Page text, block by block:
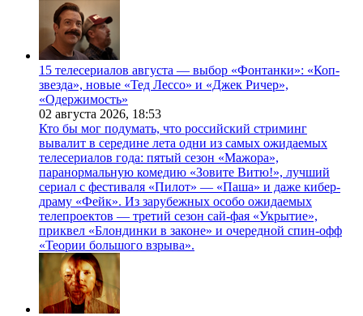
15 телесериалов августа — выбор «Фонтанки»: «Коп-
звезда», новые «Тед Лессо» и «Джек Ричер»,
«Одержимость»
02 августа 2026, 18:53
Кто бы мог подумать, что российский стриминг
вывалит в середине лета одни из самых ожидаемых
телесериалов года: пятый сезон «Мажора»,
паранормальную комедию «Зовите Витю!», лучший
сериал с фестиваля «Пилот» — «Паша» и даже кибер-
драму «Фейк». Из зарубежных особо ожидаемых
телепроектов — третий сезон сай-фая «Укрытие»,
приквел «Блондинки в законе» и очередной спин-офф
«Теории большого взрыва».